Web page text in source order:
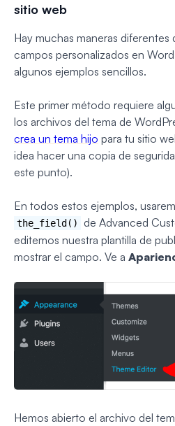
sitio web
Hay muchas maneras diferentes
campos personalizados en
algunos ejemplos sencillos.
Este primer método requiere
los archivos del tema de
crea un tema hijo para tu sitio
idea hacer una copia de
este punto).
En todos estos ejemplos,
the_field()
de Advanced
editemos nuestra plantilla de
mostrar el campo. Ve a
Hemos abierto el archivo del